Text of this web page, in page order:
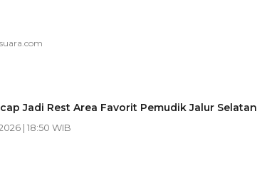
Jadi Rest Area Favorit Pemudik Jalur Selatan
| 18:50 WIB